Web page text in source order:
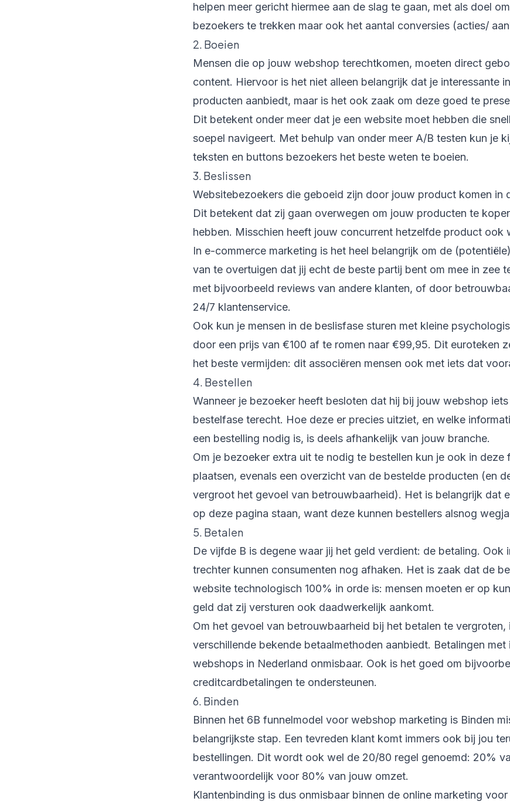
helpen meer gericht hiermee aan de slag te gaan, met als doel
bezoekers te trekken maar ook het aantal conversies (acties/
2. Boeien
Mensen die op jouw webshop terechtkomen, moeten direct
content. Hiervoor is het niet alleen belangrijk dat je interessante
producten aanbiedt, maar is het ook zaak om deze goed te
Dit betekent onder meer dat je een website moet hebben die
soepel navigeert. Met behulp van onder meer A/B testen kun je
teksten en buttons bezoekers het beste weten te boeien.
3. Beslissen
Websitebezoekers die geboeid zijn door jouw product komen in
Dit betekent dat zij gaan overwegen om jouw producten te
hebben. Misschien heeft jouw concurrent hetzelfde product ook
In e-commerce marketing is het heel belangrijk om de
van te overtuigen dat jij echt de beste partij bent om mee in zee
met bijvoorbeeld reviews van andere klanten, of door
24/7 klantenservice.
Ook kun je mensen in de beslisfase sturen met kleine
door een prijs van €100 af te romen naar €99,95. Dit euroteken
het beste vermijden: dit associëren mensen ook met iets dat
4. Bestellen
Wanneer je bezoeker heeft besloten dat hij bij jouw webshop
bestelfase terecht. Hoe deze er precies uitziet, en welke
een bestelling nodig is, is deels afhankelijk van jouw branche.
Om je bezoeker extra uit te nodig te bestellen kun je ook in
plaatsen, evenals een overzicht van de bestelde producten (en
vergroot het gevoel van betrouwbaarheid). Het is belangrijk dat
op deze pagina staan, want deze kunnen bestellers alsnog
5. Betalen
De vijfde B is degene waar jij het geld verdient: de betaling. Ook
trechter kunnen consumenten nog afhaken. Het is zaak dat de
website technologisch 100% in orde is: mensen moeten er op
geld dat zij versturen ook daadwerkelijk aankomt.
Om het gevoel van betrouwbaarheid bij het betalen te
verschillende bekende betaalmethoden aanbiedt. Betalingen
webshops in Nederland onmisbaar. Ook is het goed om
creditcardbetalingen te ondersteunen.
6. Binden
Binnen het 6B funnelmodel voor webshop marketing is Binden
belangrijkste stap. Een tevreden klant komt immers ook bij jou
bestellingen. Dit wordt ook wel de 20/80 regel genoemd: 20%
verantwoordelijk voor 80% van jouw omzet.
Klantenbinding is dus onmisbaar binnen de online marketing